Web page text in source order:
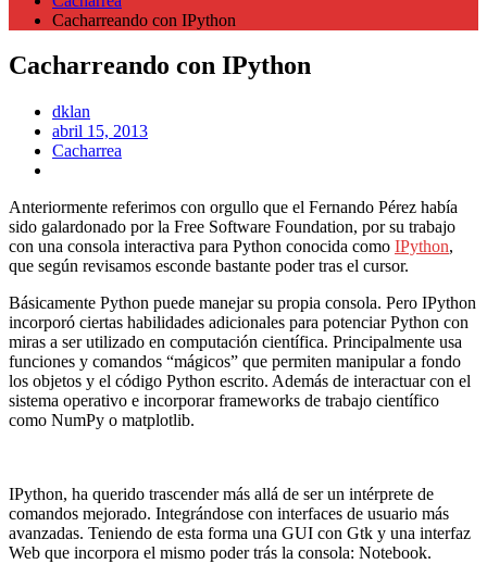
Cacharreando con IPython
Cacharreando con IPython
dklan
Posted
on
abril 15, 2013
Cacharrea
Anteriormente referimos con orgullo que el Fernando Pérez había
sido galardonado por la Free Software Foundation, por su trabajo
con una consola interactiva para Python conocida como IPython,
que según revisamos esconde bastante poder tras el cursor.
Básicamente Python puede manejar su propia consola. Pero IPython
incorporó ciertas habilidades adicionales para potenciar Python con
miras a ser utilizado en computación científica. Principalmente usa
funciones y comandos “mágicos” que permiten manipular a fondo
los objetos y el código Python escrito. Además de interactuar con el
sistema operativo e incorporar frameworks de trabajo científico
como NumPy o matplotlib.
IPython, ha querido trascender más allá de ser un intérprete de
comandos mejorado. Integrándose con interfaces de usuario más
avanzadas. Teniendo de esta forma una GUI con Gtk y una interfaz
Web que incorpora el mismo poder trás la consola: Notebook.